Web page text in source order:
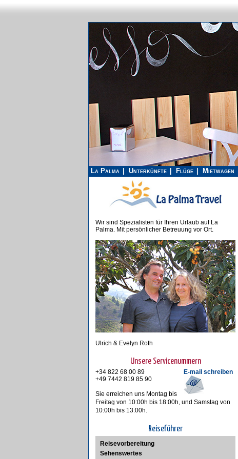
La Palma Unterkünfte Flüge Mietwagen
Wir sind Spezialisten für Ihren Urlaub auf La
Palma. Mit persönlicher Betreuung vor Ort.
Ulrich & Evelyn Roth
Unsere Servicenummern
E-mail schreiben
+34 822 68 00 89
+49 7442 819 85 90
Sie erreichen uns Montag bis
Freitag von 10:00h bis 18:00h, und Samstag von
10:00h bis 13:00h.
Reiseführer
Reisevorbereitung
Sehenswertes